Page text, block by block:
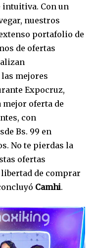
Con un
nuestros
portafolio de
de ofertas
mejores
Expocruz,
oferta de
con
Bs. 99 en
No te pierdas la
ofertas
de comprar
Camhi.